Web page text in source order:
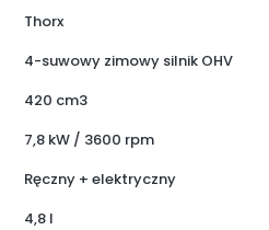
Thorx
4-suwowy zimowy silnik OHV
420 cm3
7,8 kW / 3600 rpm
Ręczny + elektryczny
4,8 l